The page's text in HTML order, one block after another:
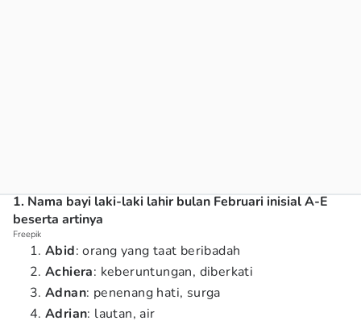
1. Nama bayi laki-laki lahir bulan Februari inisial A-E
beserta artinya
Freepik
Abid: orang yang taat beribadah
Achiera: keberuntungan, diberkati
Adnan: penenang hati, surga
Adrian: lautan, air